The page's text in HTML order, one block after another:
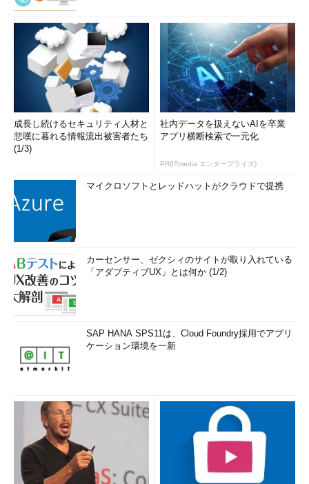
成長し続けるセキュリティ人材と
悲嘆に暮れる情報流出被害者たち
(1/3)
社内データを扱えないAIを卒業
アプリ横断検索で一元化
PR(ITmedia エンタープライズ)
マイクロソフトとレッドハットがクラウドで提携
カーセンサー、ゼクシィのサイトが取り入れている
「アダプティブUX」とは何か (1/2)
SAP HANA SPS11は、Cloud Foundry採用でアプリ
ケーション環境を一新